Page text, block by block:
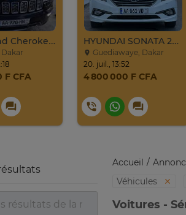
Jeep Grand Cherokee Overland 2019 À Vendre
F CFA
HYUNDAI SONATA 2016
Guediawaye, Dakar
20. juil., 13:52
4 800 000 F CFA
Accueil
Véhicules
Voitures -